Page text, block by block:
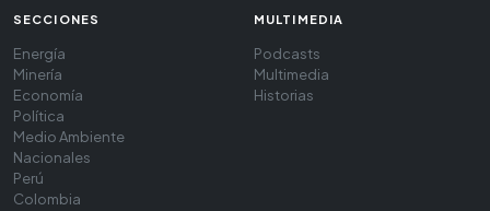
SECCIONES
Energía
Minería
Economía
Política
Medio Ambiente
Nacionales
Perú
Colombia
MULTIMEDIA
Podcasts
Multimedia
Historias